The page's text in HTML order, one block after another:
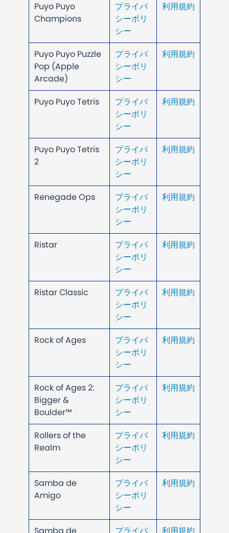
Puyo Puyo
Champions
プライバ
シーポリ
シー
利用規約
Puyo Puyo Puzzle
Pop (Apple
Arcade)
プライバ
シーポリ
シー
利用規約
Puyo Puyo Tetris
プライバ
シーポリ
シー
利用規約
Puyo Puyo Tetris
2
プライバ
シーポリ
シー
利用規約
Renegade Ops
プライバ
シーポリ
シー
利用規約
Ristar
プライバ
シーポリ
シー
利用規約
Ristar Classic
プライバ
シーポリ
シー
利用規約
Rock of Ages
プライバ
シーポリ
シー
利用規約
Rock of Ages 2:
Bigger &
Boulder™
プライバ
シーポリ
シー
利用規約
Rollers of the
Realm
プライバ
シーポリ
シー
利用規約
Samba de
Amigo
プライバ
シーポリ
シー
利用規約